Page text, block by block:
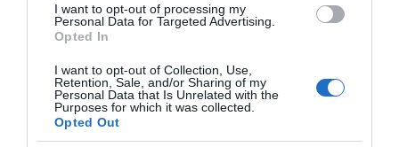
I want to opt-out of processing my
Personal Data for Targeted Advertising.
Opted In
I want to opt-out of Collection, Use,
Retention, Sale, and/or Sharing of my
Personal Data that Is Unrelated with the
Purposes for which it was collected.
Opted Out
Κίνηση Τώρα: Live Χάρτης Αθήνας